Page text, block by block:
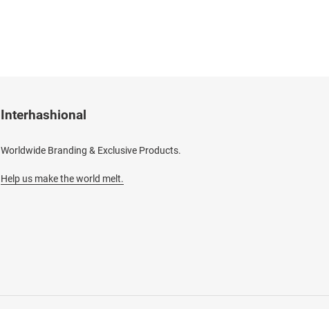
Interhashional
Worldwide Branding & Exclusive Products.
Help us make the world melt.